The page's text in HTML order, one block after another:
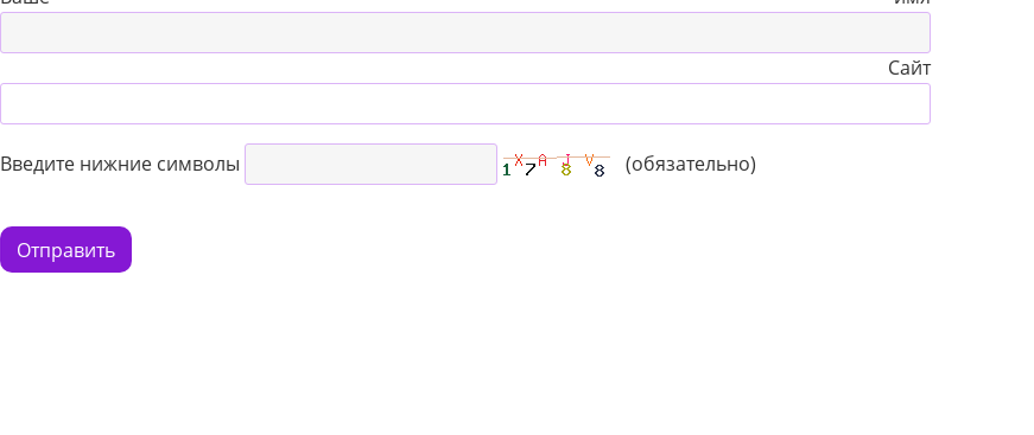
Сайт
Введите нижние символы (обязательно)
Отправить